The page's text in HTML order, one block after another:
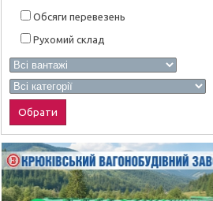
Обсяги перевезень
Рухомий склад